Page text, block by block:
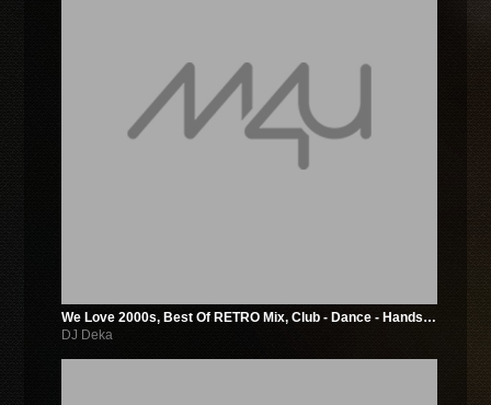
We Love 2000s, Best Of RETRO Mix, Club - Dance - Hands Up (2018.02.14)
DJ Deka